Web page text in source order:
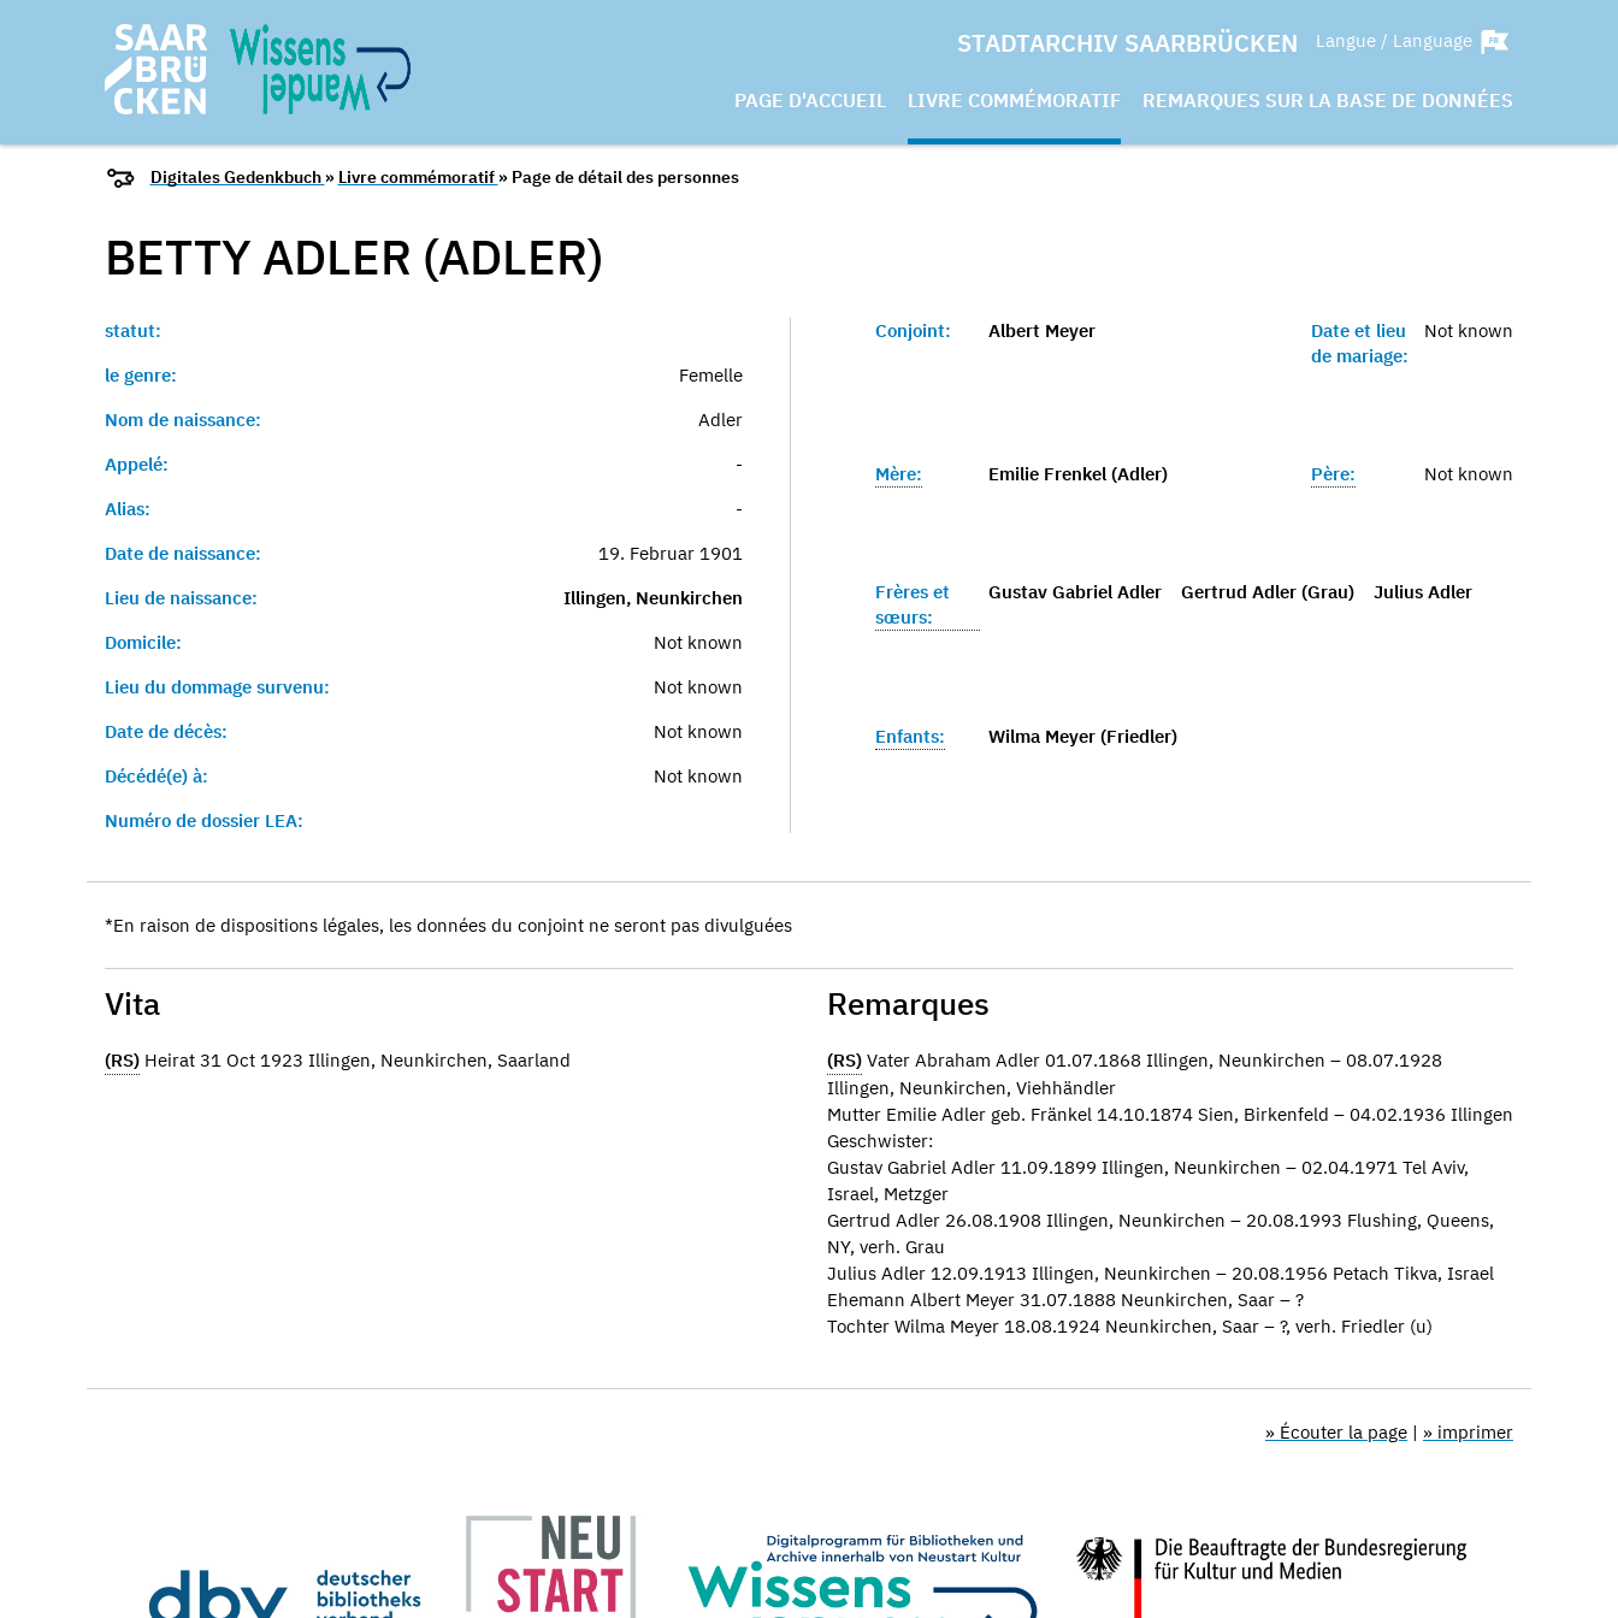
STADTARCHIV SAARBRÜCKEN Langue / Language
PAGE D'ACCUEIL LIVRE COMMÉMORATIF REMARQUES SUR LA BASE DE DONNÉES
Digitales Gedenkbuch » Livre commémoratif » Page de détail des personnes
BETTY ADLER (ADLER)
statut:
le genre:
Femelle
Nom de naissance:
Adler
Appelé:
-
Alias:
-
Date de naissance:
19. Februar 1901
Lieu de naissance:
Illingen, Neunkirchen
Domicile:
Not known
Lieu du dommage survenu:
Not known
Date de décès:
Not known
Décédé(e) à:
Not known
Numéro de dossier LEA:
Conjoint: Albert Meyer
Date et lieu
de mariage:
Not known
Mère: Emilie Frenkel (Adler) Père: Not known
Frères et
sœurs:
Gustav Gabriel Adler Gertrud Adler (Grau) Julius Adler
Enfants: Wilma Meyer (Friedler)
*En raison de dispositions légales, les données du conjoint ne seront pas divulguées
Vita
(RS) Heirat 31 Oct 1923 Illingen, Neunkirchen, Saarland
Remarques
(RS) Vater Abraham Adler 01.07.1868 Illingen, Neunkirchen – 08.07.1928
Illingen, Neunkirchen, Viehhändler
Mutter Emilie Adler geb. Fränkel 14.10.1874 Sien, Birkenfeld – 04.02.1936 Illingen
Geschwister:
Gustav Gabriel Adler 11.09.1899 Illingen, Neunkirchen – 02.04.1971 Tel Aviv,
Israel, Metzger
Gertrud Adler 26.08.1908 Illingen, Neunkirchen – 20.08.1993 Flushing, Queens,
NY, verh. Grau
Julius Adler 12.09.1913 Illingen, Neunkirchen – 20.08.1956 Petach Tikva, Israel
Ehemann Albert Meyer 31.07.1888 Neunkirchen, Saar – ?
Tochter Wilma Meyer 18.08.1924 Neunkirchen, Saar – ?, verh. Friedler (u)
» Écouter la page | » imprimer